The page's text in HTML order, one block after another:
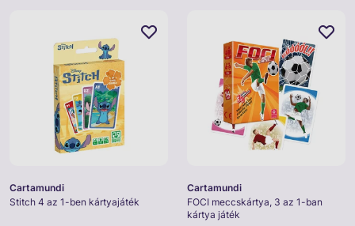
Cartamundi
Stitch 4 az 1-ben kártyajáték
Cartamundi
FOCI meccskártya, 3 az 1-ban
kártya játék